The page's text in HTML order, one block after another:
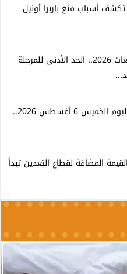
تكشف أسباب منع باربرا أونيل
تنسيق الجامعات 2026.. الحد الأدنى للمرحلة
طقس مصر اليوم الخميس 6 أغسطس 2026..
المضافة لقطاع التعدين تبدأ